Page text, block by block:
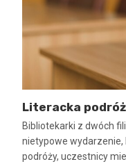
Literacka
Bibliotekarki z dwóch
nietypowe wydarzenie,
podróży, uczestnicy